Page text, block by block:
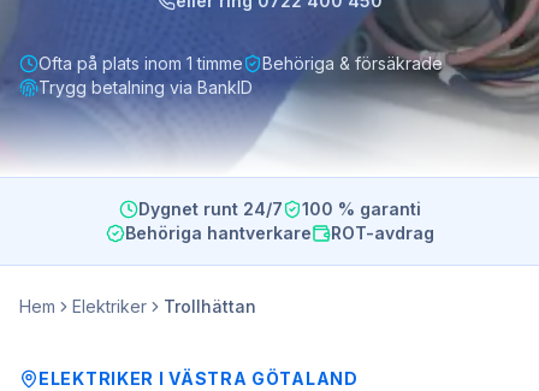
Ofta på plats inom 1 timme
Behöriga & försäkrade
Trygg betalning via BankID
Dygnet runt 24/7
100 % garanti
Behöriga hantverkare
ROT-avdrag
Hem Elektriker Trollhättan
ELEKTRIKER IVÄSTRA GÖTALAND